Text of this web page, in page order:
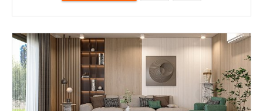
Розміри: 1288х195х8;
Стилі:
Кольори: